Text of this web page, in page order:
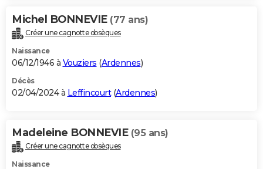
Michel BONNEVIE (77 ans)
Créer une cagnotte obsèques
Naissance
06/12/1946 à Vouziers (Ardennes)
Décès
02/04/2024 à Leffincourt(Ardennes)
Madeleine BONNEVIE (95 ans)
Créer une cagnotte obsèques
Naissance